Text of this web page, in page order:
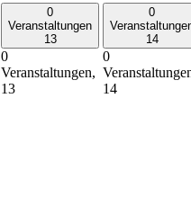
0
Veranstaltungen
13
0
Veranstaltungen,
13
0
14
0
14